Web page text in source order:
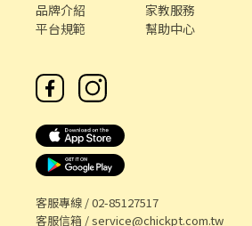
品牌介紹 家教服務
平台規範
幫助中心
客服專線 /02-85127517
客服信箱 /service@chickpt.com.tw